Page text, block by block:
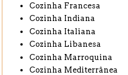
Cozinha Francesa
Cozinha Indiana
Cozinha Italiana
Cozinha Libanesa
Cozinha Marroquina
Cozinha Mediterrânea